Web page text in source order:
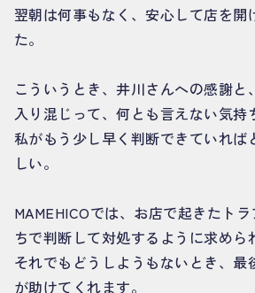
翌朝は何事もなく、安心して店を開
た。
こういうとき、井川さんへの感謝と
入り混じって、何とも言えない気持
私がもう少し早く判断できていれば
しい。
MAMEHICOでは、お店で起きたト
ちで判断して対処するように求めら
それでもどうしようもないとき、最
が助けてくれます。